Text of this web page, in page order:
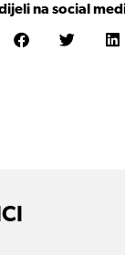
na social